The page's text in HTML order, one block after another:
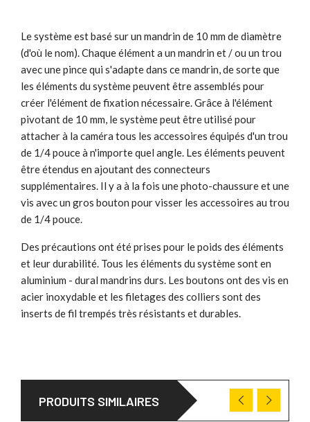
Le système est basé sur un mandrin de 10 mm de diamètre
(d'où le nom). Chaque élément a un mandrin et / ou un trou
avec une pince qui s'adapte dans ce mandrin, de sorte que
les éléments du système peuvent être assemblés pour
créer l'élément de fixation nécessaire. Grâce à l'élément
pivotant de 10 mm, le système peut être utilisé pour
attacher à la caméra tous les accessoires équipés d'un trou
de 1/4 pouce à n'importe quel angle. Les éléments peuvent
être étendus en ajoutant des connecteurs
supplémentaires. Il y a à la fois une photo-chaussure et une
vis avec un gros bouton pour visser les accessoires au trou
de 1/4 pouce.
Des précautions ont été prises pour le poids des éléments
et leur durabilité. Tous les éléments du système sont en
aluminium - dural mandrins durs. Les boutons ont des vis en
acier inoxydable et les filetages des colliers sont des
inserts de fil trempés très résistants et durables.
PRODUITS SIMILAIRES